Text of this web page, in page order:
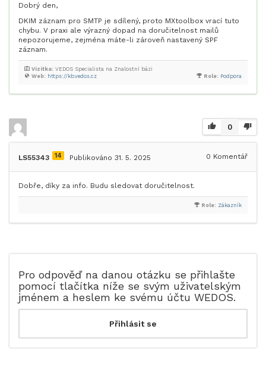
Dobrý den,
DKIM záznam pro SMTP je sdílený, proto MXtoolbox vrací tuto
chybu. V praxi ale výrazný dopad na doručitelnost mailů
nepozorujeme, zejména máte-li zároveň nastavený SPF
záznam.
Role: Podpora
Web: https://kb.vedos.cz
Vizitka: VEDOS Specialista na Znalostní bázi
0
LS55343 14 Publikováno 31. 5. 2025 0 Komentář
Dobře, díky za info. Budu sledovat doručitelnost.
Role: Zákazník
Pro odpověď na danou otázku se přihlašte
pomocí tlačítka níže se svým uživatelským
jménem a heslem ke svému účtu WEDOS.